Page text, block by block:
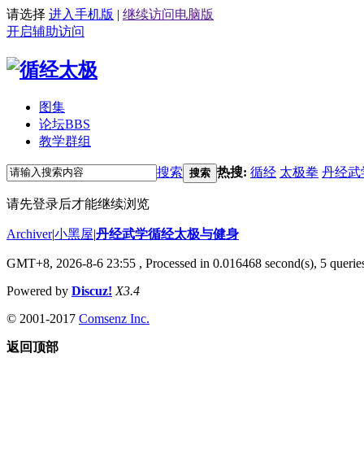
请选择 进入手机版 | 继续访问电脑版
开启辅助访问
图集
论坛BBS
教学群组
搜索 搜索 热搜: 循经 太极拳 丹经武
请先登录后才能继续浏览
Archiver|小黑屋|丹经武学循经太极与健身
GMT+8, 2026-8-6 23:55 , Processed in 0.016468 second(s), 5
Powered by Discuz! X3.4
© 2001-2017 Comsenz Inc.
返回顶部